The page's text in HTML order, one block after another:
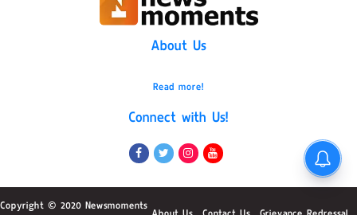
About Us
Read more!
Connect with Us!
Copyright © 2020 Newsmoments